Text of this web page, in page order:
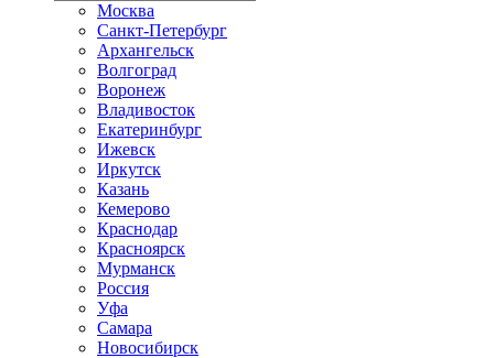
Москва
Санкт-Петербург
Архангельск
Волгоград
Воронеж
Владивосток
Екатеринбург
Ижевск
Иркутск
Казань
Кемерово
Краснодар
Красноярск
Мурманск
Россия
Уфа
Самара
Новосибирск